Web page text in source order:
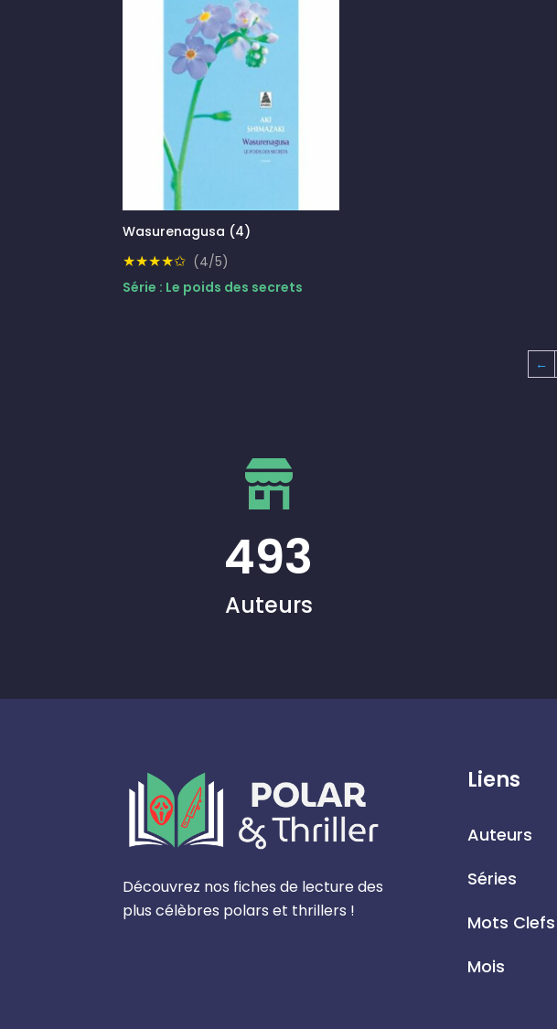
Wasurenagusa (4)
★★★★✩ (4/5)
Série : Le poids des secrets
←
493
Auteurs
Découvrez nos fiches de lecture des
plus célèbres polars et thrillers !
Liens
Auteurs
Séries
Mots Clefs
Mois